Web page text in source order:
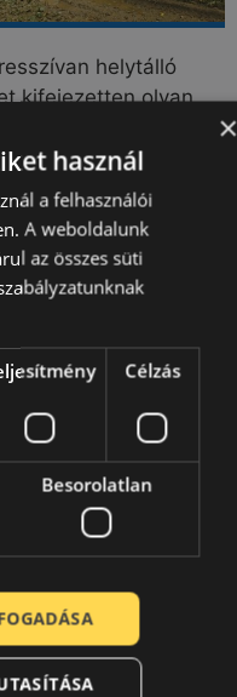
helytálló
kifejezetten olyan
elengedhetetlen a
kifejezetten úttartó
technológiát, így
vezethetőségnek és
körülmények
használ
a felhasználói
A weboldalunk
az összes süti
Célzás
Besorolatlan